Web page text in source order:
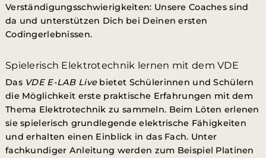
Verständigungsschwierigkeiten: Unsere Coaches sind
da und unterstützen Dich bei Deinen ersten
Codingerlebnissen.
Spielerisch Elektrotechnik lernen mit dem VDE
Das VDE E-LAB Livebietet Schülerinnen und Schülern
die Möglichkeit erste praktische Erfahrungen mit dem
Thema Elektrotechnik zu sammeln. Beim Löten erlenen
sie spielerisch grundlegende elektrische Fähigkeiten
und erhalten einen Einblick in das Fach. Unter
fachkundiger Anleitung werden zum Beispiel Platinen